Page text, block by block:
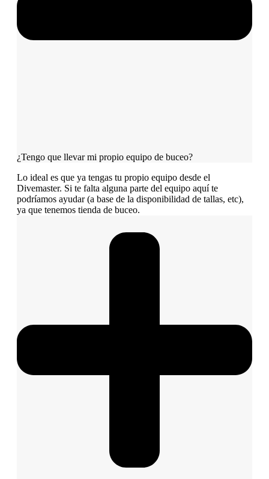
¿Tengo que llevar mi propio equipo de buceo?
Lo ideal es que ya tengas tu propio equipo desde el
Divemaster. Si te falta alguna parte del equipo aquí te
podríamos ayudar (a base de la disponibilidad de tallas, etc),
ya que tenemos tienda de buceo.